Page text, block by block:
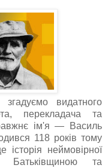
видатного
перекладача та
ім'я — Василь
118 років тому
неймовірної
Батьківщиною та